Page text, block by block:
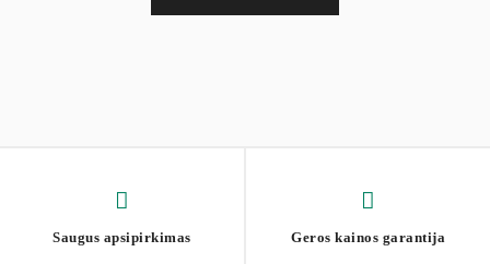
Didžiausia stalčiaus statinė apkrova: 5 kg
Saugus apsipirkimas Geros kainos garantija